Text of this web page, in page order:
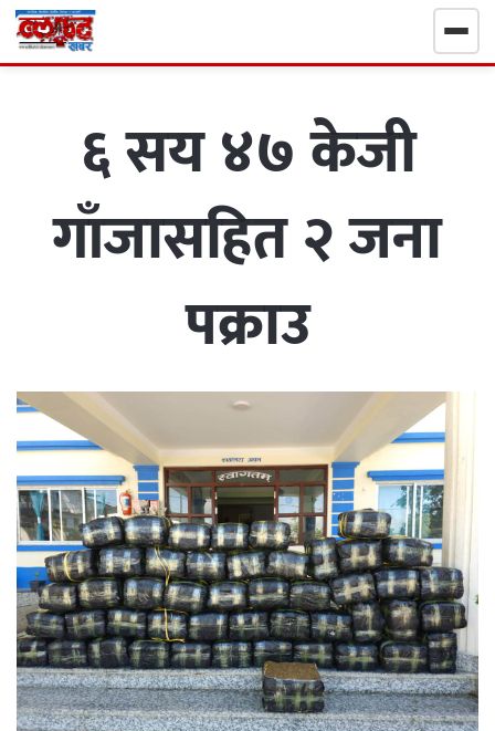
निर्वाचन खबर
समाचार
खेलकुद
स्वास्थ्य
अपराध
छापा समाचार
थप विभाग
छापा संस्करण अर्थ बिचार सम्पादकीय
विशेष
६ सय ४७ केजी
गाँजासहित २ जना
पक्राउ